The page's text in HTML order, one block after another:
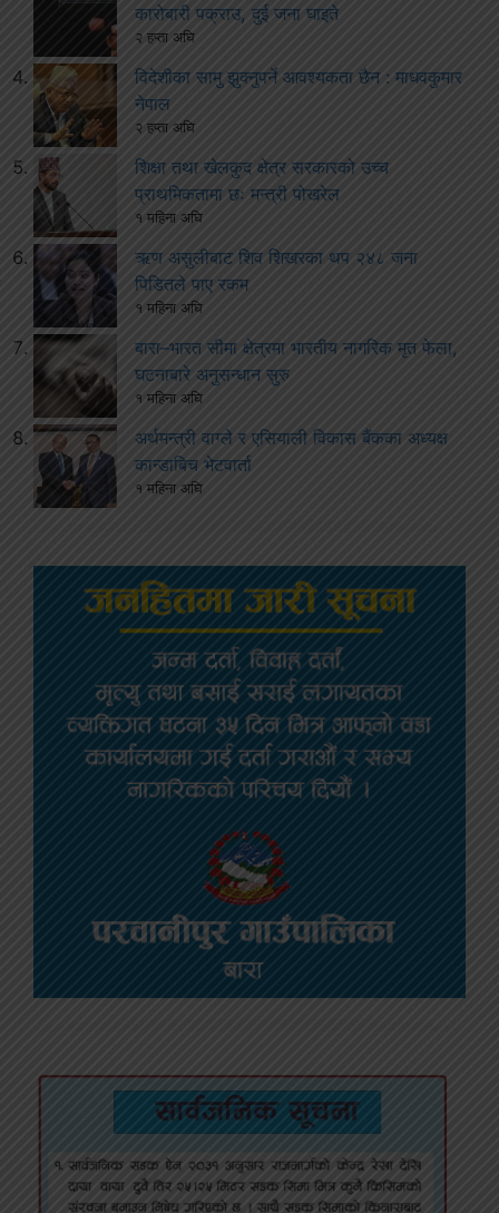
कारोबारी पक्राउ, दुई जना घाइते
२ हप्ता अघि
विदेशीका सामु झुक्नुपर्ने आवश्यकता छैन : माधवकुमार
नेपाल
२ हप्ता अघि
शिक्षा तथा खेलकुद क्षेत्र सरकारको उच्च
प्राथमिकतामा छः मन्त्री पोखरेल
१ महिना अघि
ऋण असुलीबाट शिव शिखरका थप २४८ जना
पिडितले पाए रकम
१ महिना अघि
बारा–भारत सीमा क्षेत्रमा भारतीय नागरिक मृत फेला,
घटनाबारे अनुसन्धान सुरु
१ महिना अघि
अर्थमन्त्री वाग्ले र एसियाली विकास बैंकका अध्यक्ष
कान्डाबिच भेटवार्ता
१ महिना अघि